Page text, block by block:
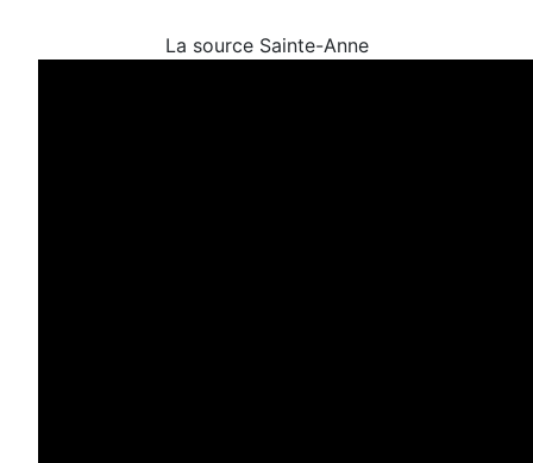
La source Sainte-Anne